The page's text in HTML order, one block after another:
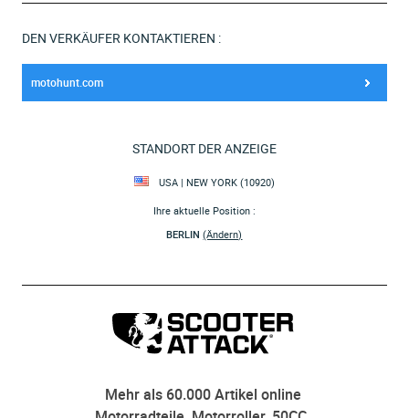
DEN VERKÄUFER KONTAKTIEREN :
motohunt.com
STANDORT DER ANZEIGE
USA | NEW YORK (10920)
Ihre aktuelle Position :
BERLIN(Ändern)
Mehr als 60.000 Artikel online